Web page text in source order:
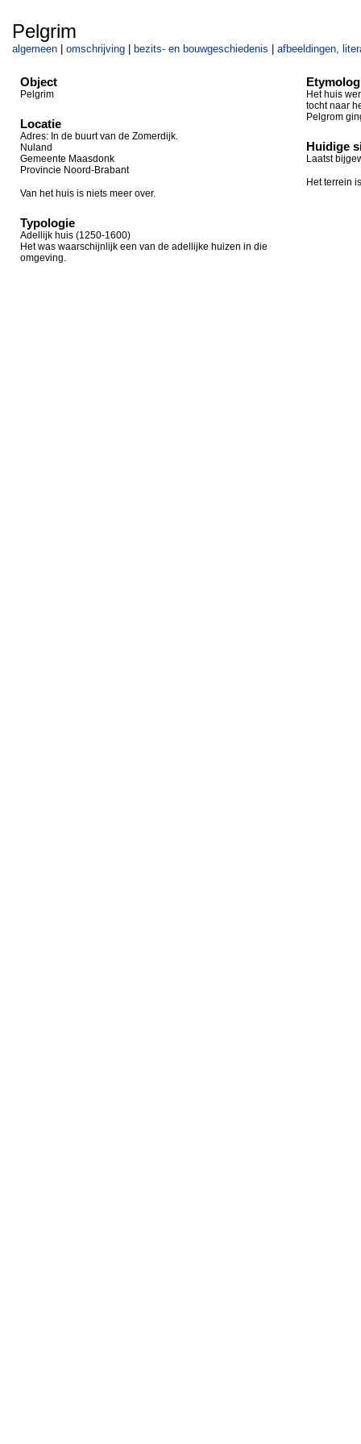
Pelgrim
algemeen omschrijving bezits- en bouwgeschiedenis afbeeldingen,
Object
Pelgrim
Locatie
Adres: In de buurt van de Zomerdijk.
Nuland
Gemeente Maasdonk
Provincie Noord-Brabant
Van het huis is niets meer over.
Typologie
Adellijk huis (1250-1600)
Het was waarschijnlijk een van de adellijke huizen in die
omgeving.
Het huis
tocht naar
Pelgrom
Huidige
Laatst
Het terrein